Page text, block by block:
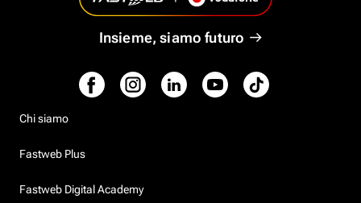
Insieme, siamo futuro
Chi siamo
Fastweb Plus
Fastweb Digital Academy